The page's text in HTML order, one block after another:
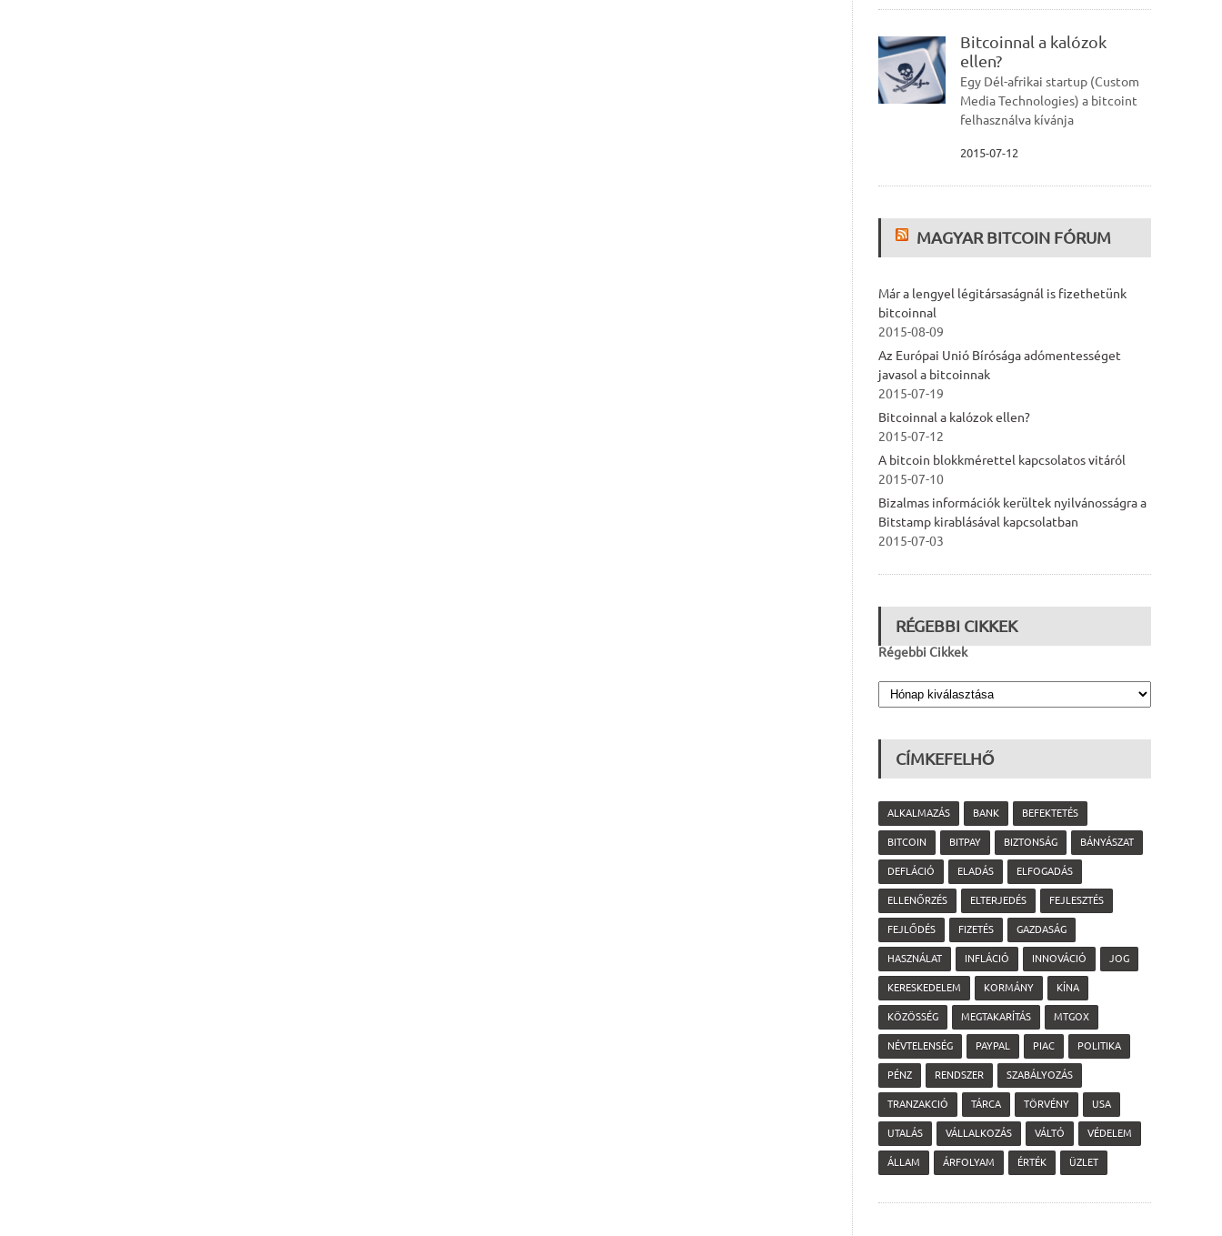
Bitcoinnal a kalózok
ellen?
Egy Dél-afrikai startup (Custom
Media Technologies) a bitcoint
felhasználva kívánja
2015-07-12
MAGYAR BITCOIN FÓRUM
Már a lengyel légitársaságnál is fizethetünk
bitcoinnal
2015-08-09
Az Európai Unió Bírósága adómentességet
javasol a bitcoinnak
2015-07-19
Bitcoinnal a kalózok ellen?
2015-07-12
A bitcoin blokkmérettel kapcsolatos vitáról
2015-07-10
Bizalmas információk kerültek nyilvánosságra a
Bitstamp kirablásával kapcsolatban
2015-07-03
RÉGEBBI CIKKEK
Régebbi Cikkek
CÍMKEFELHŐ
ALKALMAZÁS BANK BEFEKTETÉS
BITCOIN BITPAY BIZTONSÁG BÁNYÁSZAT
DEFLÁCIÓ ELADÁS ELFOGADÁS
ELLENŐRZÉS ELTERJEDÉS FEJLESZTÉS
FEJLŐDÉS FIZETÉS GAZDASÁG
HASZNÁLAT INFLÁCIÓ INNOVÁCIÓ JOG
KERESKEDELEM KORMÁNY KÍNA
KÖZÖSSÉG MEGTAKARÍTÁS MTGOX
NÉVTELENSÉG PAYPAL PIAC POLITIKA
PÉNZ RENDSZER SZABÁLYOZÁS
TRANZAKCIÓ TÁRCA TÖRVÉNY USA
UTALÁS VÁLLALKOZÁS VÁLTÓ VÉDELEM
ÁLLAM ÁRFOLYAM ÉRTÉK ÜZLET